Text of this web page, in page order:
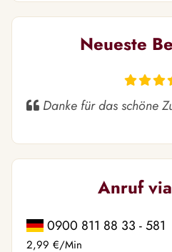
Neueste
Danke für das schöne
Anruf
0900 811 88 33 - 581
2,99 €/Min